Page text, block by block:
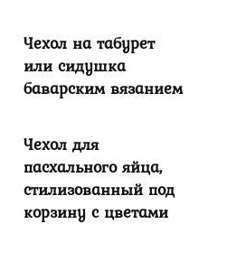
Чехол на табурет
или сидушка
баварским вязанием
Чехол для
пасхального яйца,
стилизованный под
корзину с цветами